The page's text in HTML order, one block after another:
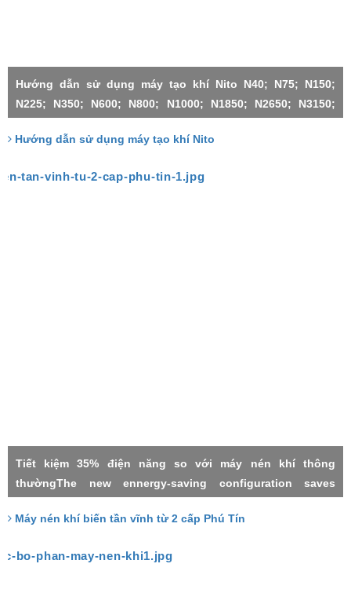
Hướng dẫn sử dụng máy tạo khí Nito N40; N75; N150;
N225; N350; N600; N800; N1000; N1850; N2650; N3150;
N4500X4; N4500X5; N4500X6;
Hướng dẫn sử dụng máy tạo khí Nito
Tiết kiệm 35% điện năng so với máy nén khí thông
thườngThe new ennergy-saving configuration saves
frequency machineMáy nén khí 2 cấpMáy nén khí biến tần
Máy nén khí biến tần vĩnh từ 2 cấp Phú Tín